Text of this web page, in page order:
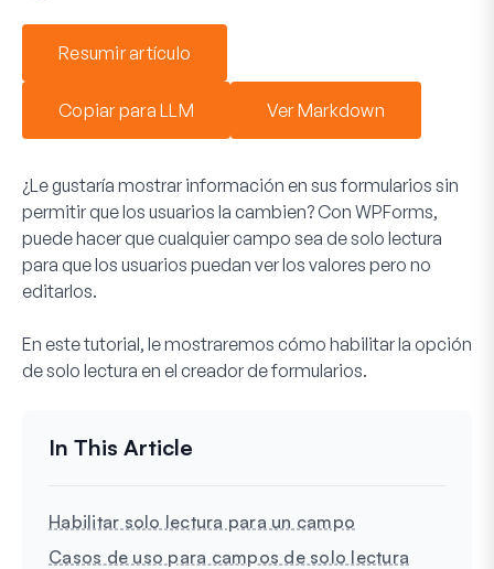
Resumir artículo
Copiar para LLM Ver Markdown
¿Le gustaría mostrar información en sus formularios sin
permitir que los usuarios la cambien? Con WPForms,
puede hacer que cualquier campo sea de solo lectura
para que los usuarios puedan ver los valores pero no
editarlos.
En este tutorial, le mostraremos cómo habilitar la opción
de solo lectura en el creador de formularios.
Habilitar solo lectura para un campo
Casos de uso para campos de solo lectura